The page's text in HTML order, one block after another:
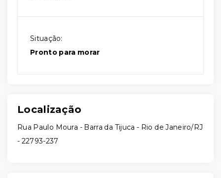
Situação:
Pronto para morar
Localização
Rua Paulo Moura - Barra da Tijuca - Rio de Janeiro/RJ
- 22793-237